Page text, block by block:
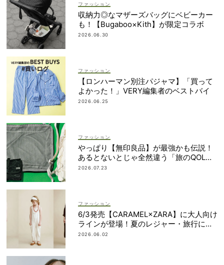
ファッション
収納力◎なマザーズバッグにベビーカー
も！【Bugaboo×Kith】が限定コラボ
2026.06.30
ファッション
【ロンハーマン別注パジャマ】「買って
よかった！」VERY編集者のベストバイ
2026.06.25
ファッション
やっぱり【無印良品】が最強かも伝説！
あるとないとじゃ全然違う「旅のQOL爆
上げアイテム」
2026.07.23
ファッション
6/3発売【CARAMEL×ZARA】に大人向け
ラインが登場！夏のレジャー・旅行にも
おすすめ
2026.06.02